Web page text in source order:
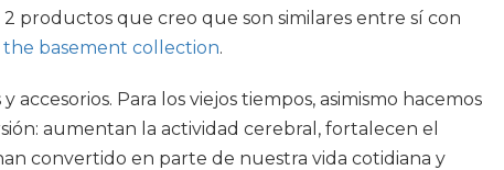
productos que creo que son similares entre sí con
the basement collection.
Para los viejos tiempos, asimismo hacemos
aumentan la actividad cerebral, fortalecen el
convertido en parte de nuestra vida cotidiana y